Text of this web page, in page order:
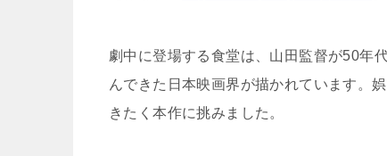
劇中に登場する食堂は、山田監督が50年
んできた日本映画界が描かれています。
きたく本作に挑みました。